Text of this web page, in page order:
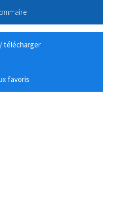
télécharger
favoris